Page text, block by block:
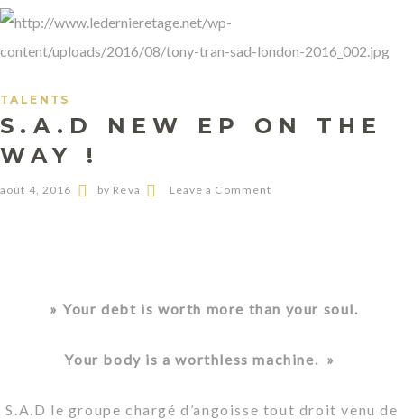
TALENTS
S.A.D NEW EP ON THE
WAY !
août 4, 2016 by Reva Leave a Comment
» Your debt is worth more than your soul.
Your body is a worthless machine. »
S.A.D le groupe chargé d’angoisse tout droit venu de